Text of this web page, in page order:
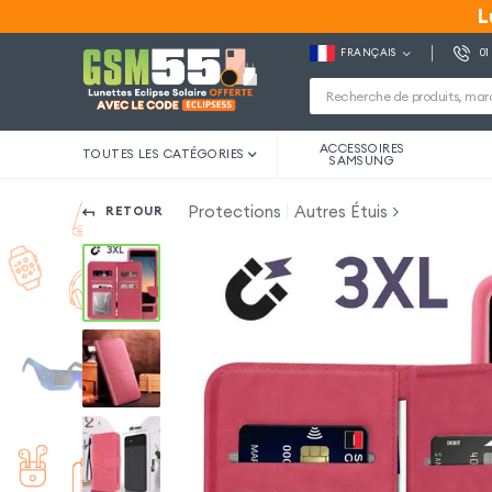
FRANÇAIS
TOUTES LES CATÉGORIES ACCESSOIRES
SAMSUNG
RETOUR Protections Autres Étuis